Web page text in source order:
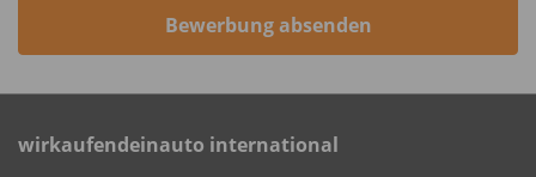
Bewerbung absenden
wirkaufendeinauto international